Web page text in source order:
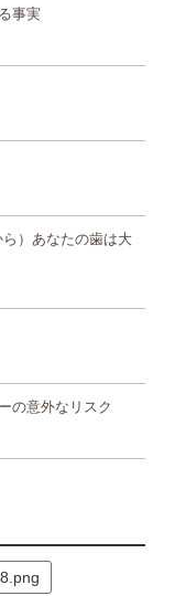
事実
）あなたの歯は大
の意外なリスク